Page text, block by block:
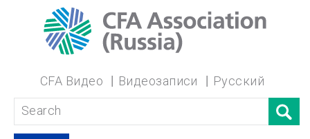
CFA Видео Видеозаписи Русский